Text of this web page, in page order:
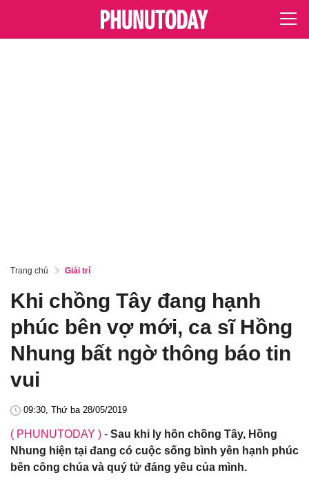
Trang chủ Giải trí
Khi chồng Tây đang hạnh
phúc bên vợ mới, ca sĩ Hồng
Nhung bất ngờ thông báo tin
vui
09:30, Thứ ba 28/05/2019
( PHUNUTODAY ) - Sau khi ly hôn chồng Tây, Hồng
Nhung hiện tại đang có cuộc sống bình yên hạnh phúc
bên công chúa và quý tử đáng yêu của mình.